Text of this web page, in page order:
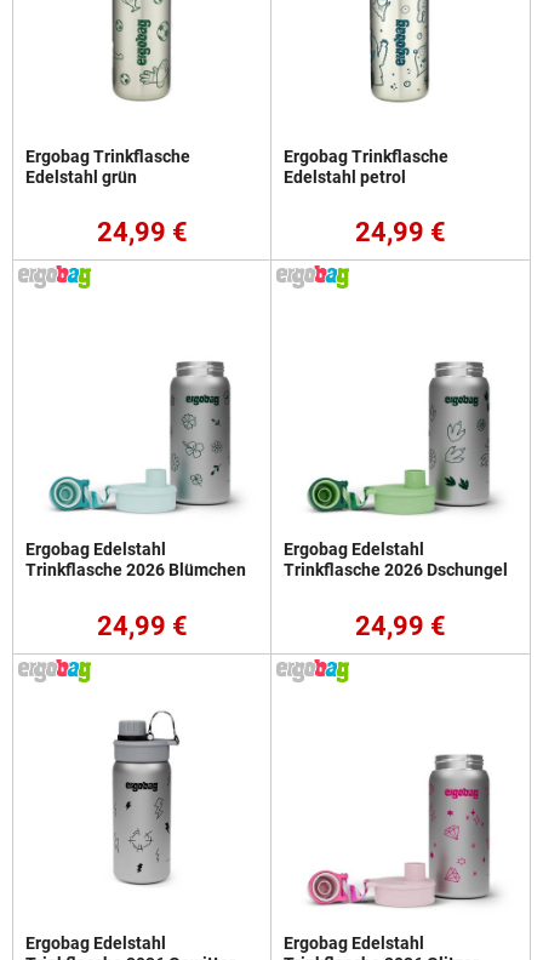
Ergobag Trinkflasche
Edelstahl grün
24,99 €
Ergobag Trinkflasche
Edelstahl petrol
24,99 €
Ergobag Edelstahl
Trinkflasche 2026 Blümchen
24,99 €
Ergobag Edelstahl
Trinkflasche 2026 Dschungel
24,99 €
Ergobag Edelstahl
Ergobag Edelstahl